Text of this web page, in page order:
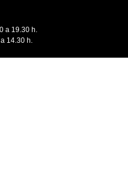
a 19.30 h.
14.30 h.